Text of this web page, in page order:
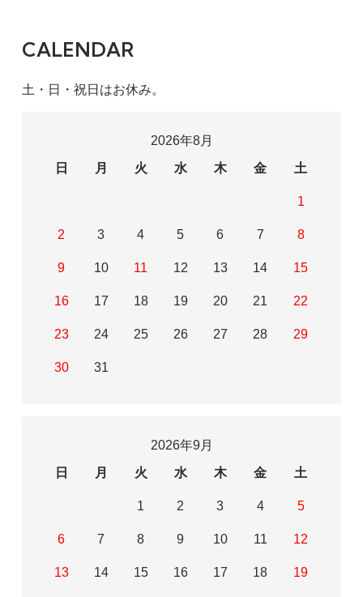
CALENDAR
土・日・祝日はお休み。
2026年8月
日
月 火 水 木 金 土
1
2 3 4 5 6 7 8
9 10 11 12 13 14 15
16 17 18 19 20 21 22
23 24 25 26 27 28 29
30 31
2026年9月
日
月 火 水 木 金 土
1 2 3 4 5
6 7 8 9 10 11 12
13 14 15 16 17 18 19